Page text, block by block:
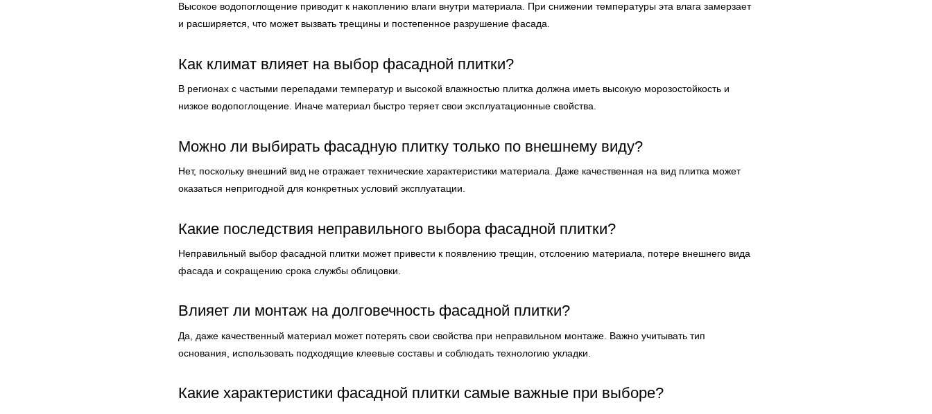
Высокое водопоглощение приводит к накоплению влаги внутри материала. При снижении температуры эта влага замерзает
и расширяется, что может вызвать трещины и постепенное разрушение фасада.
Как климат влияет на выбор фасадной плитки?
В регионах с частыми перепадами температур и высокой влажностью плитка должна иметь высокую морозостойкость и
низкое водопоглощение. Иначе материал быстро теряет свои эксплуатационные свойства.
Можно ли выбирать фасадную плитку только по внешнему виду?
Нет, поскольку внешний вид не отражает технические характеристики материала. Даже качественная на вид плитка может
оказаться непригодной для конкретных условий эксплуатации.
Какие последствия неправильного выбора фасадной плитки?
Неправильный выбор фасадной плитки может привести к появлению трещин, отслоению материала, потере внешнего вида
фасада и сокращению срока службы облицовки.
Влияет ли монтаж на долговечность фасадной плитки?
Да, даже качественный материал может потерять свои свойства при неправильном монтаже. Важно учитывать тип
основания, использовать подходящие клеевые составы и соблюдать технологию укладки.
Какие характеристики фасадной плитки самые важные при выборе?